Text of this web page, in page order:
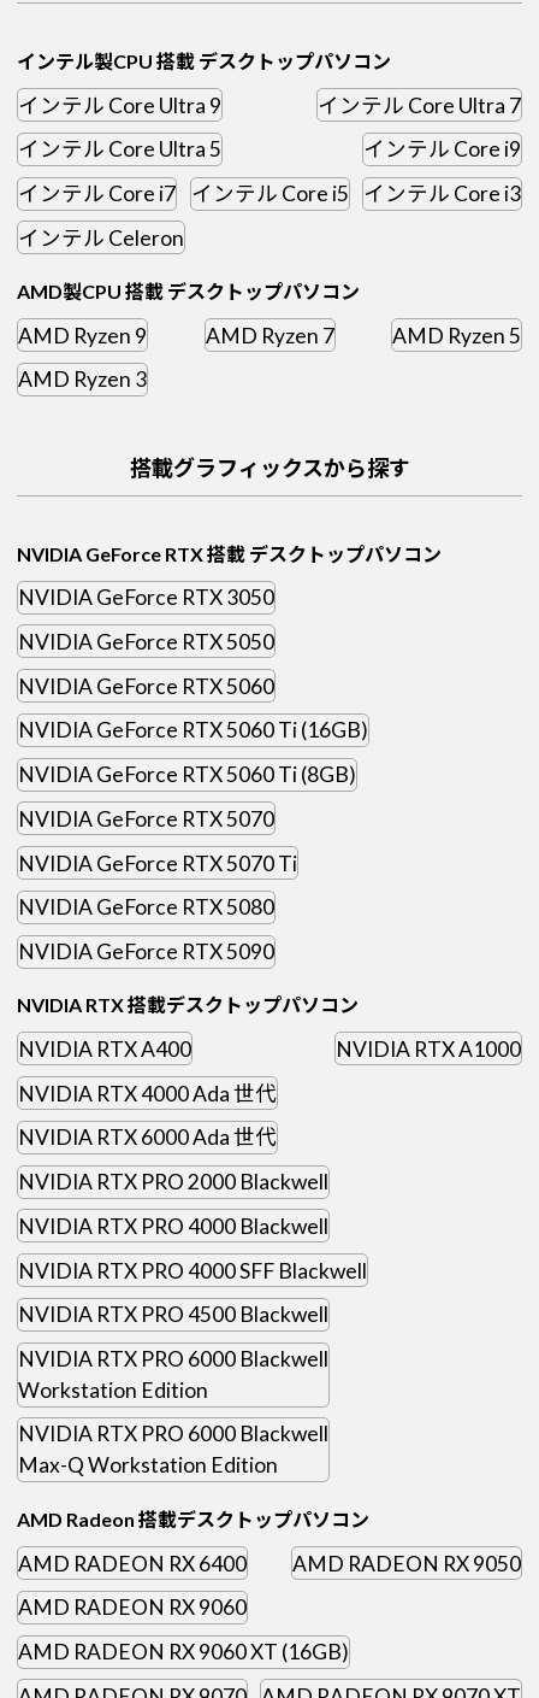
インテル製CPU 搭載 デスクトップパソコン
インテル Core Ultra 9
インテル Core Ultra 7
インテル Core Ultra 5
インテル Core i9
インテル Core i7
インテル Core i5
インテル Core i3
インテル Celeron
AMD製CPU 搭載 デスクトップパソコン
AMD Ryzen 9 AMD Ryzen 7
AMD Ryzen 5
AMD Ryzen 3
搭載グラフィックスから探す
NVIDIA GeForce RTX 搭載 デスクトップパソコン
NVIDIA GeForce RTX 3050
NVIDIA GeForce RTX 5050
NVIDIA GeForce RTX 5060
NVIDIA GeForce RTX 5060 Ti (16GB)
NVIDIA GeForce RTX 5060 Ti (8GB)
NVIDIA GeForce RTX 5070
NVIDIA GeForce RTX 5070 Ti
NVIDIA GeForce RTX 5080
NVIDIA GeForce RTX 5090
NVIDIA RTX 搭載デスクトップパソコン
NVIDIA RTX A400
NVIDIA RTX A1000
NVIDIA RTX 4000 Ada 世代
NVIDIA RTX 6000 Ada 世代
NVIDIA RTX PRO 2000 Blackwell
NVIDIA RTX PRO 4000 Blackwell
NVIDIA RTX PRO 4000 SFF Blackwell
NVIDIA RTX PRO 4500 Blackwell
NVIDIA RTX PRO 6000 Blackwell
Workstation Edition
NVIDIA RTX PRO 6000 Blackwell
Max-Q Workstation Edition
AMD Radeon 搭載デスクトップパソコン
AMD RADEON RX 6400
AMD RADEON RX 9050
AMD RADEON RX 9060
AMD RADEON RX 9060 XT (16GB)